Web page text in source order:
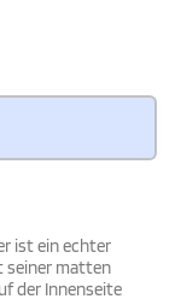
ist ein echter
seiner matten
der Innenseite